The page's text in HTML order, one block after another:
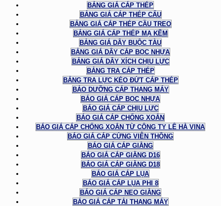
BẢNG GIÁ CÁP THÉP
BẢNG GIÁ CÁP THÉP CẨU
BẢNG GIÁ CÁP THÉP CẦU TREO
BẢNG GIÁ CÁP THÉP MẠ KẼM
BẢNG GIÁ DÂY BUỘC TÀU
BẢNG GIÁ DÂY CÁP BỌC NHỰA
BẢNG GIÁ DÂY XÍCH CHỊU LỰC
BẢNG TRA CÁP THÉP
BẢNG TRA LỰC KÉO ĐỨT CÁP THÉP
BẢO DƯỠNG CÁP THANG MÁY
BÁO GIÁ CÁP BỌC NHỰA
BÁO GIÁ CÁP CHỊU LỰC
BÁO GIÁ CÁP CHỐNG XOẮN
BÁO GIÁ CÁP CHỐNG XOẮN TỪ CÔNG TY LÊ HÀ VINA
BÁO GIÁ CÁP CỨNG VIỄN THÔNG
BÁO GIÁ CÁP GIẰNG
BÁO GIÁ CÁP GIẰNG D16
BÁO GIÁ CÁP GIẰNG D18
BÁO GIÁ CÁP LỤA
BÁO GIÁ CÁP LỤA PHI 8
BÁO GIÁ CÁP NEO GIẰNG
BÁO GIÁ CÁP TẢI THANG MÁY